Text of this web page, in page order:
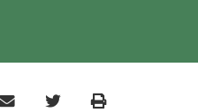
email TwitterPrint